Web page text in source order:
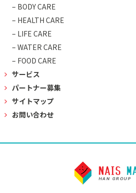
– BODY CARE
– HEALTH CARE
– LIFE CARE
– WATER CARE
– FOOD CARE
サービス
パートナー募集
サイトマップ
お問い合わせ